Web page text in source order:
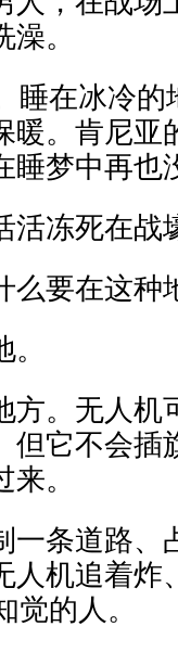
。
睡在冰冷的
暖。肯尼
睡梦中再也
活冻死在战
么要在这种
方。无人机
但它不会插
。
一条道路、
人机追着炸
的人。